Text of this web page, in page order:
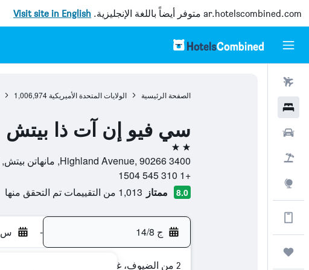
ar.hotelscombined.com متوفر أيضاً باللغة الإنجليزية. Visit site in English
الحصول على المزيد على التطبيق
الصفحة الرئيسية الولايات المتحدة الأميريكية 1,006,974
سي فيو إن آت ذا بيتش
2 نجمتين
3400 Highland Avenue, 90266, مانهاتن بيتش, كاليفورنيا, الولايات المتحدة الأميريكية
+1 310 545 1504
8.0 ممتاز 1,013 من التقييمات تم التحقق منها
ج 14/8 - س 15/8
2 من الضيوف، غرفة واحدة